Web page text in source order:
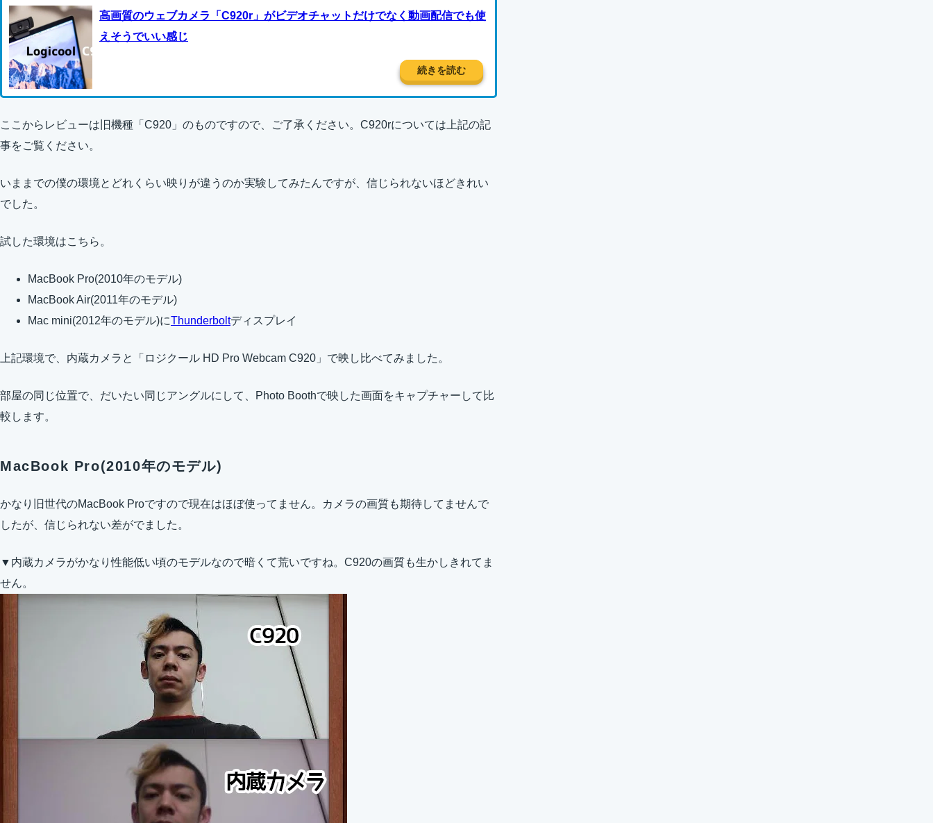
高画質のウェブカメラ「C920r」がビデオチャットだけでなく動画配信でも使
えそうでいい感じ
続きを読む
ここからレビューは旧機種「C920」のものですので、ご了承ください。C920rについては上記の記
事をご覧ください。
いままでの僕の環境とどれくらい映りが違うのか実験してみたんですが、信じられないほどきれい
でした。
試した環境はこちら。
MacBook Pro(2010年のモデル)
MacBook Air(2011年のモデル)
Mac mini(2012年のモデル)にThunderboltディスプレイ
上記環境で、内蔵カメラと「ロジクール HD Pro Webcam C920」で映し比べてみました。
部屋の同じ位置で、だいたい同じアングルにして、Photo Boothで映した画面をキャプチャーして比
較します。
MacBook Pro(2010年のモデル)
かなり旧世代のMacBook Proですので現在はほぼ使ってません。カメラの画質も期待してませんで
したが、信じられない差がでました。
▼内蔵カメラがかなり性能低い頃のモデルなので暗くて荒いですね。C920の画質も生かしきれてま
せん。